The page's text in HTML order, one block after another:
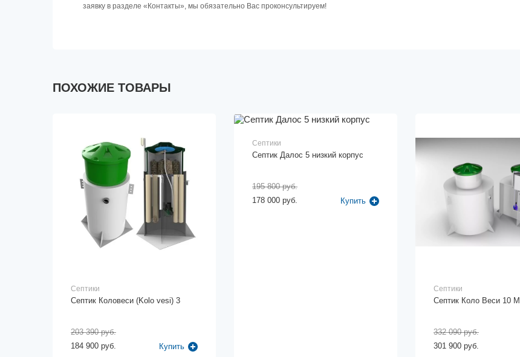
заявку в разделе «Контакты», мы обязательно Вас проконсультируем!
ПОХОЖИЕ ТОВАРЫ
Септики
Септик Коловеси (Kolo vesi) 3
184 900 руб.
203 390 руб.
Купить
Септики
Септик Далос 5 низкий корпус
178 000 руб.
195 800 руб.
Купить
Септики
Септик Коло Веси 10
301 900 руб.
332 090 руб.